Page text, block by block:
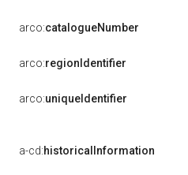
arco:catalogueNumber
arco:regionIdentifier
arco:uniqueIdentifier
a-cd:historicalInformation